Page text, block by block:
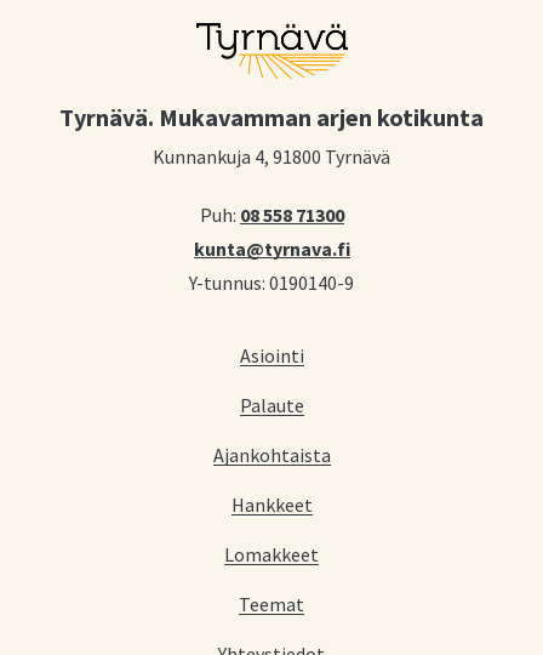
Tyrnävä. Mukavamman arjen kotikunta
Kunnankuja 4, 91800 Tyrnävä
Puh: 08 558 71300
kunta@tyrnava.fi
Y-tunnus: 0190140-9
Asiointi
Palaute
Ajankohtaista
Hankkeet
Lomakkeet
Teemat